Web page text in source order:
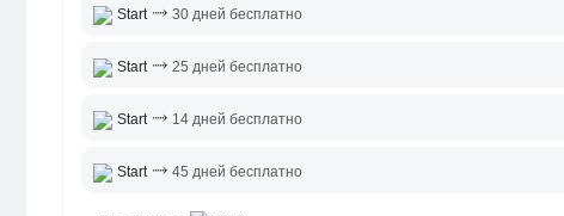
Start ⤑ 30 дней бесплатно
Start ⤑ 25 дней бесплатно
Start ⤑ 14 дней бесплатно
Start ⤑ 45 дней бесплатно